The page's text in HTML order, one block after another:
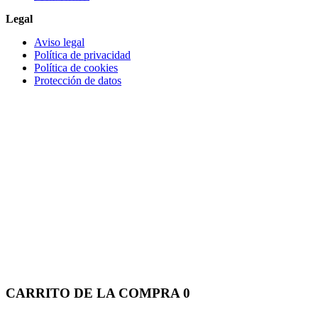
Legal
Aviso legal
Política de privacidad
Política de cookies
Protección de datos
CARRITO DE LA COMPRA0